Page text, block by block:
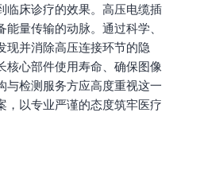
临床诊疗的效果。高压电缆插
量传输的动脉。通过科学、
现并消除高压连接环节的隐
核心部件使用寿命、确保图像
与检测服务方应高度重视这一
，以专业严谨的态度筑牢医疗